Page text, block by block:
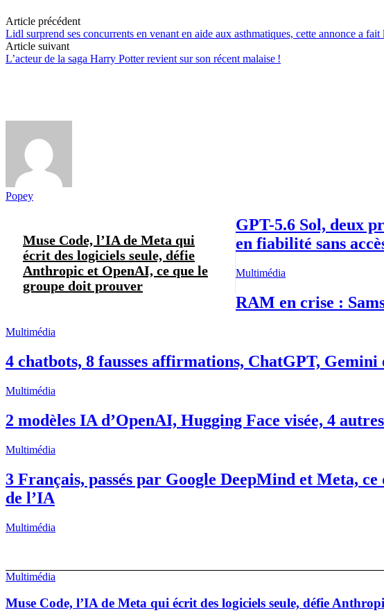
Article précédent
Lidl surprend ses concurrents en venant en aide aux asthmatiques, cette annonce a
Article suivant
L’acteur de la saga Harry Potter revient sur son récent malaise !
Popey
Muse Code, l’IA de Meta qui
écrit des logiciels seule, défie
Anthropic et OpenAI, ce que le
groupe doit prouver
GPT-5.6 Sol, deux
en fiabilité sans
Multimédia
RAM en crise :
Multimédia
4 chatbots, 8 fausses affirmations, ChatGPT,
Multimédia
2 modèles IA d’OpenAI, Hugging Face visée, 4
Multimédia
3 Français, passés par Google DeepMind et Meta,
de l’IA
Multimédia
Multimédia
Muse Code, l’IA de Meta qui écrit des logiciels seule, défie